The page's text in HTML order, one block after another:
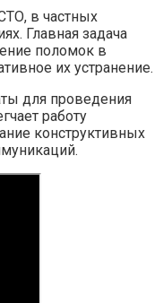
в частных
Главная задача
поломок в
их устранение.
для проведения
работу
конструктивных